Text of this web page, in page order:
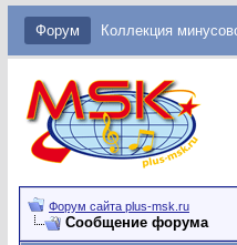
Форум Коллекция
Форум сайта plus-msk.ru
Сообщение форума